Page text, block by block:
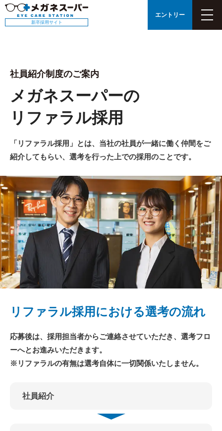
新卒採用サイト
エントリー
TOP»リファラル採用
社員紹介制度のご案内
メガネスーパーの
リファラル採用
「リファラル採用」とは、当社の社員が一緒に働く仲間をご
紹介してもらい、選考を行った上での採用のことです。
リファラル採用における選考の流れ
応募後は、採用担当者からご連絡させていただき、選考フロ
ーへとお進みいただきます。
※リファラルの有無は選考自体に一切関係いたしません。
社員紹介